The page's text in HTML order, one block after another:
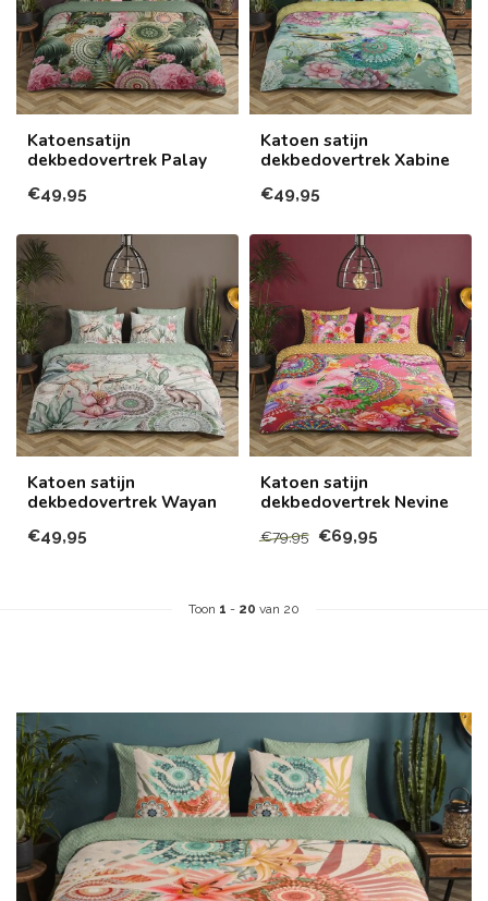
Katoensatijn
dekbedovertrek Palay
€49,95
Katoen satijn
dekbedovertrek Xabine
€49,95
Katoen satijn
dekbedovertrek Wayan
€49,95
Katoen satijn
dekbedovertrek Nevine
€79,95 €69,95
Toon 1 - 20 van 20